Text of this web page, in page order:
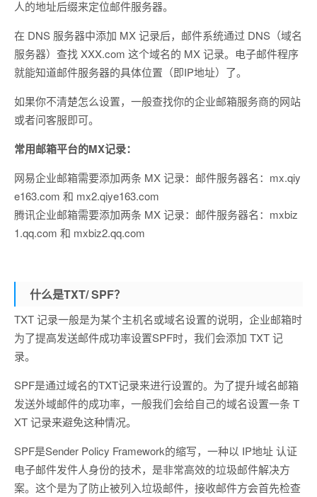
人的地址后缀来定位邮件服务器。
在 DNS 服务器中添加 MX 记录后，邮件系统通过 DNS（域名
服务器）查找 XXX.com 这个域名的 MX 记录。电子邮件程序
就能知道邮件服务器的具体位置（即IP地址）了。
如果你不清楚怎么设置，一般查找你的企业邮箱服务商的网站
或者问客服即可。
常用邮箱平台的MX记录：
网易企业邮箱需要添加两条 MX 记录：邮件服务器名：mx.qiy
e163.com 和 mx2.qiye163.com
腾讯企业邮箱需要添加两条 MX 记录：邮件服务器名：mxbiz
1.qq.com 和 mxbiz2.qq.com
什么是TXT/ SPF？
TXT 记录一般是为某个主机名或域名设置的说明，企业邮箱时
为了提高发送邮件成功率设置SPF时，我们会添加 TXT 记
录。
SPF是通过域名的TXT记录来进行设置的。为了提升域名邮箱
发送外域邮件的成功率，一般我们会给自己的域名设置一条 T
XT 记录来避免这种情况。
SPF是Sender Policy Framework的缩写，一种以 IP地址 认证
电子邮件发件人身份的技术，是非常高效的垃圾邮件解决方
案。这个是为了防止被列入垃圾邮件，接收邮件方会首先检查